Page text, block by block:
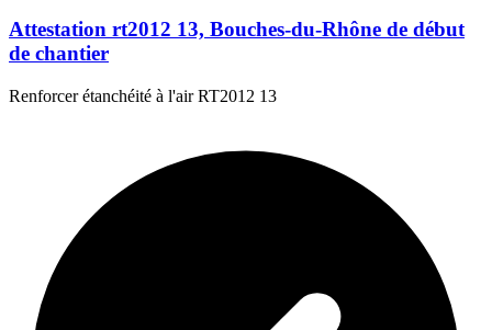
Attestation rt2012 13, Bouches-du-Rhône de début
de chantier
Renforcer étanchéité à l'air RT2012 13